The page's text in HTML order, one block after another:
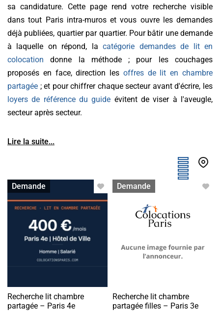
sa candidature. Cette page rend votre recherche visible
dans tout Paris intra-muros et vous ouvre les demandes
déjà publiées, quartier par quartier. Pour bâtir une demande
à laquelle on répond, lacatégorie demandes de lit en
colocation donne la méthode ; pour les couchages
proposés en face, direction les offres de lit en chambre
partagée ; et pour chiffrer chaque secteur avant d'écrire, les
loyers de référence du guide évitent de viser à l'aveugle,
secteur après secteur.
Lire la suite...
Demande
Lit en colocation
Recherche lit chambre
partagée – Paris 4e
Demande
Lit en colocation
Recherche lit chambre
partagée filles – Paris 3e